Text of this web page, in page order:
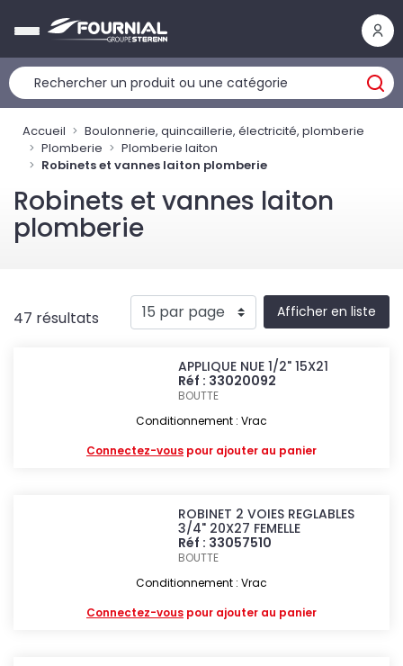
Accueil
Boulonnerie, quincaillerie, électricité, plomberie
Plomberie
Plomberie laiton
Robinets et vannes laiton plomberie
Robinets et vannes laiton
plomberie
47 résultats Afficher en liste
APPLIQUE NUE 1/2" 15X21
Réf : 33020092
BOUTTE
Conditionnement : Vrac
Connectez-vous pour ajouter au panier
ROBINET 2 VOIES REGLABLES
3/4" 20X27 FEMELLE
Réf : 33057510
BOUTTE
Conditionnement : Vrac
Connectez-vous pour ajouter au panier